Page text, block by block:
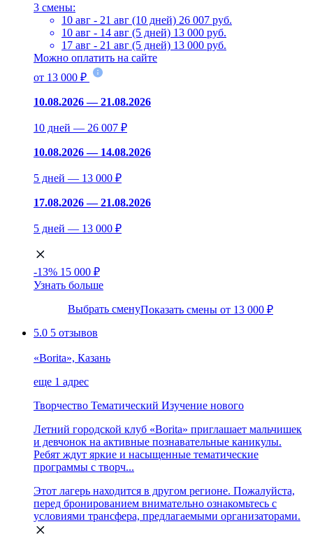
3 смены:
10 авг - 21 авг (10 дней) 26 007 руб.
10 авг - 14 авг (5 дней) 13 000 руб.
17 авг - 21 авг (5 дней) 13 000 руб.
Можно оплатить на сайте
от 13 000 ₽
10.08.2026 — 21.08.2026
10 дней — 26 007 ₽
10.08.2026 — 14.08.2026
5 дней — 13 000 ₽
17.08.2026 — 21.08.2026
5 дней — 13 000 ₽
-13% 15 000 ₽
Узнать больше
Выбрать сменуПоказать смены от 13 000 ₽
5.0 5 отзывов
«Borita», Казань
еще 1 адрес
Творчество Тематический Изучение нового
Летний городской клуб «Borita» приглашает мальчишек
и девчонок на активные познавательные каникулы.
Ребят ждут яркие и насыщенные тематические
программы с творч...
Этот лагерь находится в другом регионе. Пожалуйста,
перед бронированием внимательно ознакомьтесь с
условиями трансфера, предлагаемыми организаторами.